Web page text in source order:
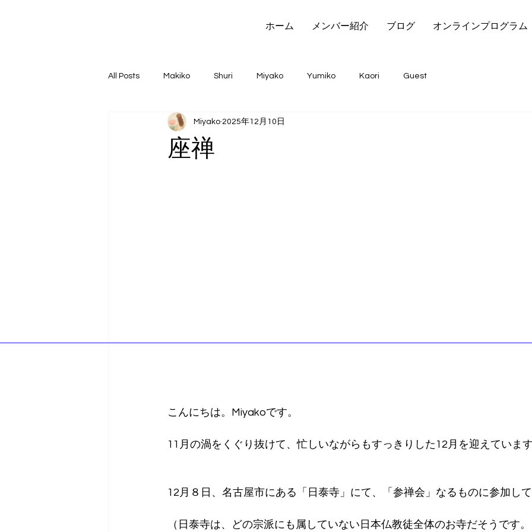
ホーム メンバー紹介 ブログ オンラインプログラム
All Posts Makiko Shuri Miyako Yumiko Kaori Guest
座禅
Miyako 2025年12月10日
こんにちは。Miyakoです。
11月の渦をくぐり抜けて、忙しいながらもすっきりした12月を迎えています
12月８日、名古屋市にある「日泰寺」にて、「参禅会」なるものに参加して
（日泰寺は、どの宗派にも属していない日本仏教徒全体のお寺だそうです。